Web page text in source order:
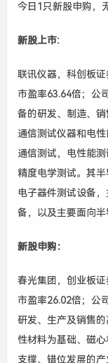
今日1只新股申购，
新股上市:
联讯仪器，科创板
市盈率63.64倍；公
备的研发、制造、
通信测试仪器和电
通信测试，电性能
精度电学测试。其
电子器件测试设备
备，以及主要面向半
新股申购：
春光集团，创业板
市盈率26.02倍；公
研发、生产及销售
性材料为基础、磁
支撑、错位发展的